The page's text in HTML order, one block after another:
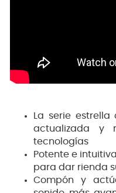
La serie
actualizada y
tecnologías
Potente e
para dar rienda
Compón y